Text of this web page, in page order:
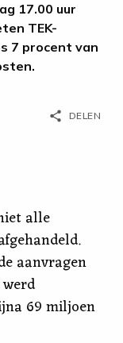
17.00 uur
TEK-
7 procent van
share DELEN
alle
aanvragen
69 miljoen